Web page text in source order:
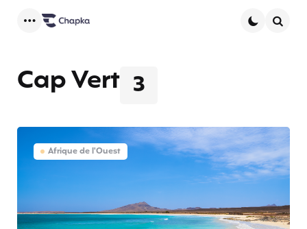
3
Cap Vert
Afrique de l'Ouest